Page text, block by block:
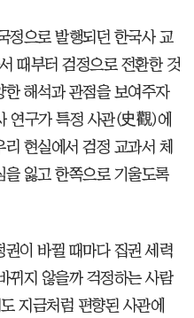
정으로 발행되던 한국사 교
때부터 검정으로 전환한 것
해석과 관점을 보여주자
연구가 특정 사관(史觀)에
현실에서 검정 교과서 체
잃고 한쪽으로 기울도록
이 바뀔 때마다 집권 세력
뀌지 않을까 걱정하는 사람
지금처럼 편향된 사관에